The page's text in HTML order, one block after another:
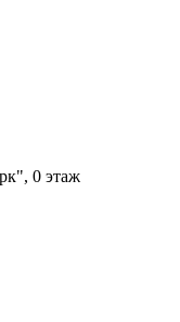
0 этаж